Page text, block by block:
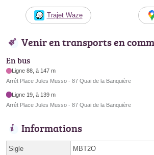
Trajet Waze
Venir en transports en
En bus
Ligne 88, à 147 m
Arrêt Place Jules Musso - 87 Quai de la Banquière
Ligne 19, à 139 m
Arrêt Place Jules Musso - 87 Quai de la Banquière
Informations
Sigle MBT2O